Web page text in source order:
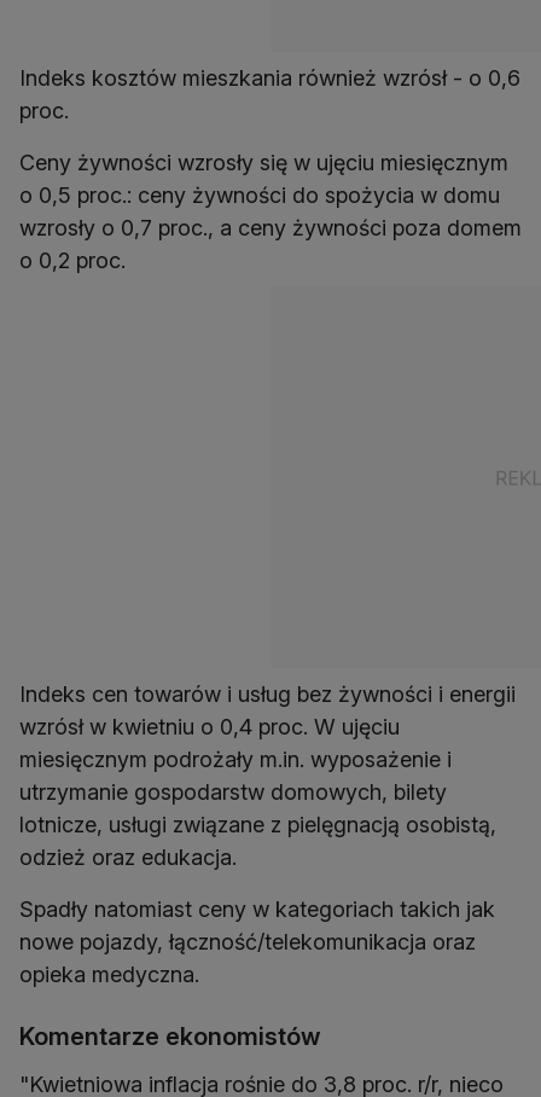
Indeks kosztów mieszkania również wzrósł - o 0,6
proc.
Ceny żywności wzrosły się w ujęciu miesięcznym
o 0,5 proc.: ceny żywności do spożycia w domu
wzrosły o 0,7 proc., a ceny żywności poza domem
o 0,2 proc.
Indeks cen towarów i usług bez żywności i energii
wzrósł w kwietniu o 0,4 proc. W ujęciu
miesięcznym podrożały m.in. wyposażenie i
utrzymanie gospodarstw domowych, bilety
lotnicze, usługi związane z pielęgnacją osobistą,
odzież oraz edukacja.
Spadły natomiast ceny w kategoriach takich jak
nowe pojazdy, łączność/telekomunikacja oraz
opieka medyczna.
Komentarze ekonomistów
"Kwietniowa inflacja rośnie do 3,8 proc. r/r, nieco